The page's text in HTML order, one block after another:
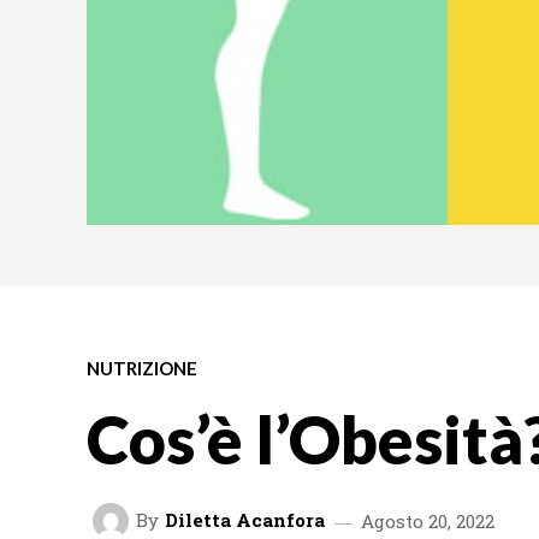
NUTRIZIONE
Cos’è
By Diletta Acanfora Agosto 20, 2022